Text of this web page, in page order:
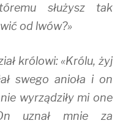
służysz tak
od lwów?»
królowi: «Królu, żyj
swego anioła i on
wyrządziły mi one
uznał mnie za